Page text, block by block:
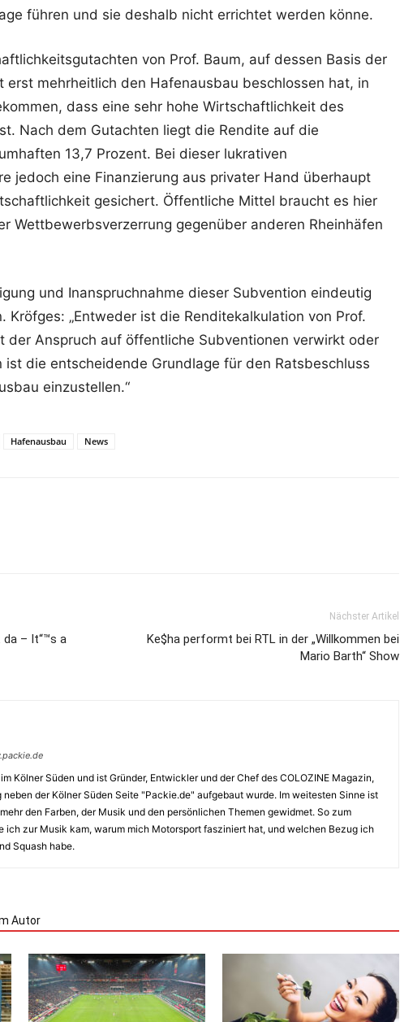
führen und sie deshalb nicht errichtet werden könne.
von Prof. Baum, auf dessen Basis der
erst mehrheitlich den Hafenausbau beschlossen hat, in
dass eine sehr hohe Wirtschaftlichkeit des
Nach dem Gutachten liegt die Rendite auf die
13,7 Prozent. Bei dieser lukrativen
jedoch eine Finanzierung aus privater Hand überhaupt
gesichert. Öffentliche Mittel braucht es hier
Wettbewerbsverzerrung gegenüber anderen Rheinhäfen
und Inanspruchnahme dieser Subvention eindeutig
Kröfges: „Entweder ist die Renditekalkulation von Prof.
der Anspruch auf öffentliche Subventionen verwirkt oder
die entscheidende Grundlage für den Ratsbeschluss
einzustellen.“
Hafenausbau News
– It“™s a
Nächster Artikel
Ke$ha performt bei RTL in der „Willkommen bei
Mario Barth“ Show
Kölner Süden und ist Gründer, Entwickler und der Chef des COLOZINE Magazin,
neben der Kölner Süden Seite "Packie.de" aufgebaut wurde. Im weitesten Sinne ist
den Farben, der Musik und den persönlichen Themen gewidmet. So zum
ich zur Musik kam, warum mich Motorsport fasziniert hat, und welchen Bezug ich
Squash habe.
Autor